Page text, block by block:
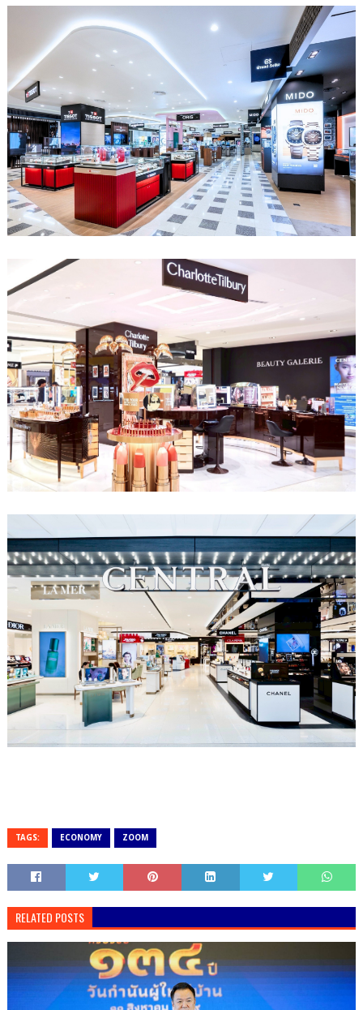
TAGS: ECONOMY ZOOM
RELATED POSTS